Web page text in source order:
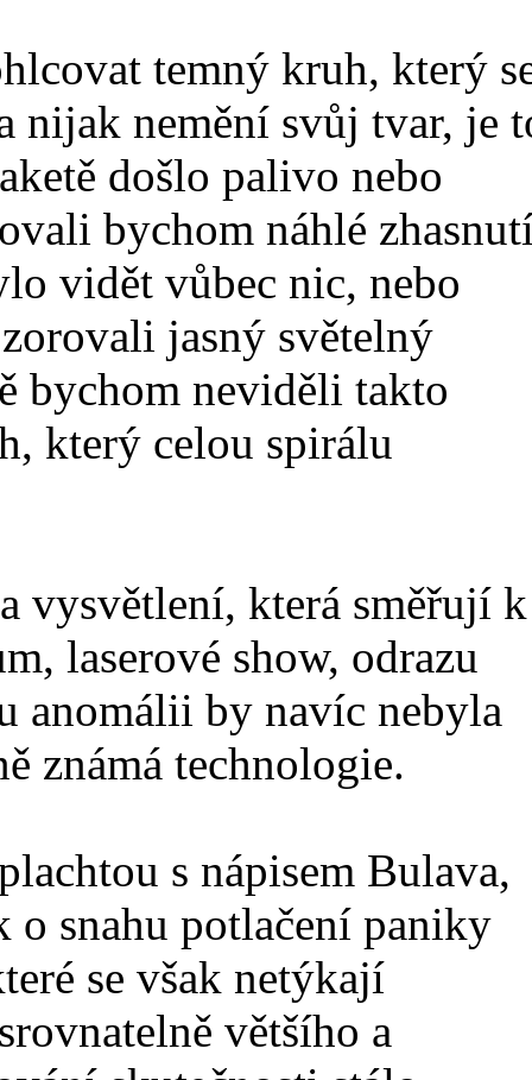
temný kruh, který
nijak nemění svůj tvar, je
došlo palivo nebo
bychom náhlé
vidět vůbec nic, nebo
jasný světelný
bychom neviděli takto
který celou spirálu
vysvětlení, která směřují k
laserové show, odrazu
anomálii by navíc nebyla
známá technologie.
s nápisem Bulava,
snahu potlačení paniky
se však netýkají
většího a